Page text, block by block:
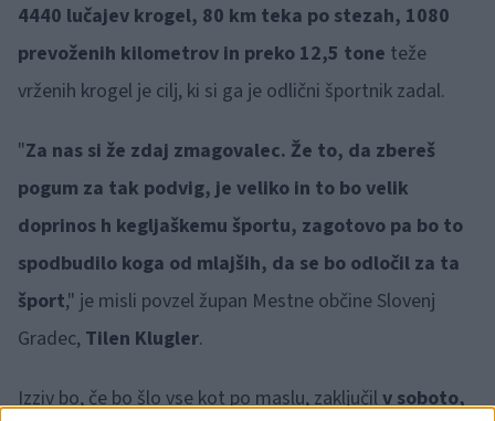
4440 lučajev krogel, 80 km teka po stezah, 1080
prevoženih kilometrov in preko 12,5 tone teže
vrženih krogel je cilj, ki si ga je odlični športnik zadal.
"Za nas si že zdaj zmagovalec. Že to, da zbereš
pogum za tak podvig, je veliko in to bo velik
doprinos h kegljaškemu športu, zagotovo pa bo to
spodbudilo koga od mlajših, da se bo odločil za ta
šport," je misli povzel župan Mestne občine Slovenj
Gradec, Tilen Klugler.
Izziv bo, če bo šlo vse kot po maslu, zaključilv soboto,